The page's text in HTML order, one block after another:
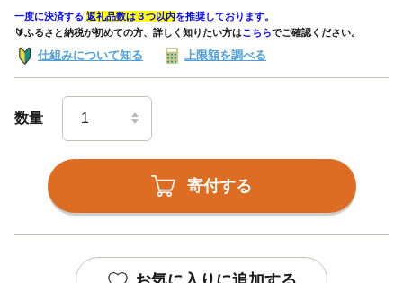
一度に決済する 返礼品数は３つ以内を推奨しております。
🔰ふるさと納税が初めての方、詳しく知りたい方はこちらでご確認ください。
仕組みについて知る 上限額を調べる
数量
寄付する